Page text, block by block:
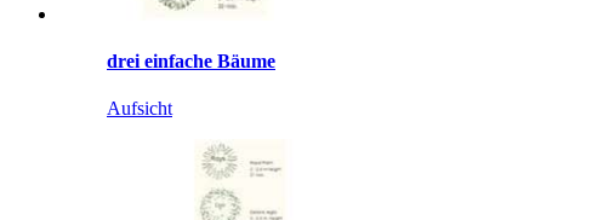
drei einfache Bäume
Aufsicht